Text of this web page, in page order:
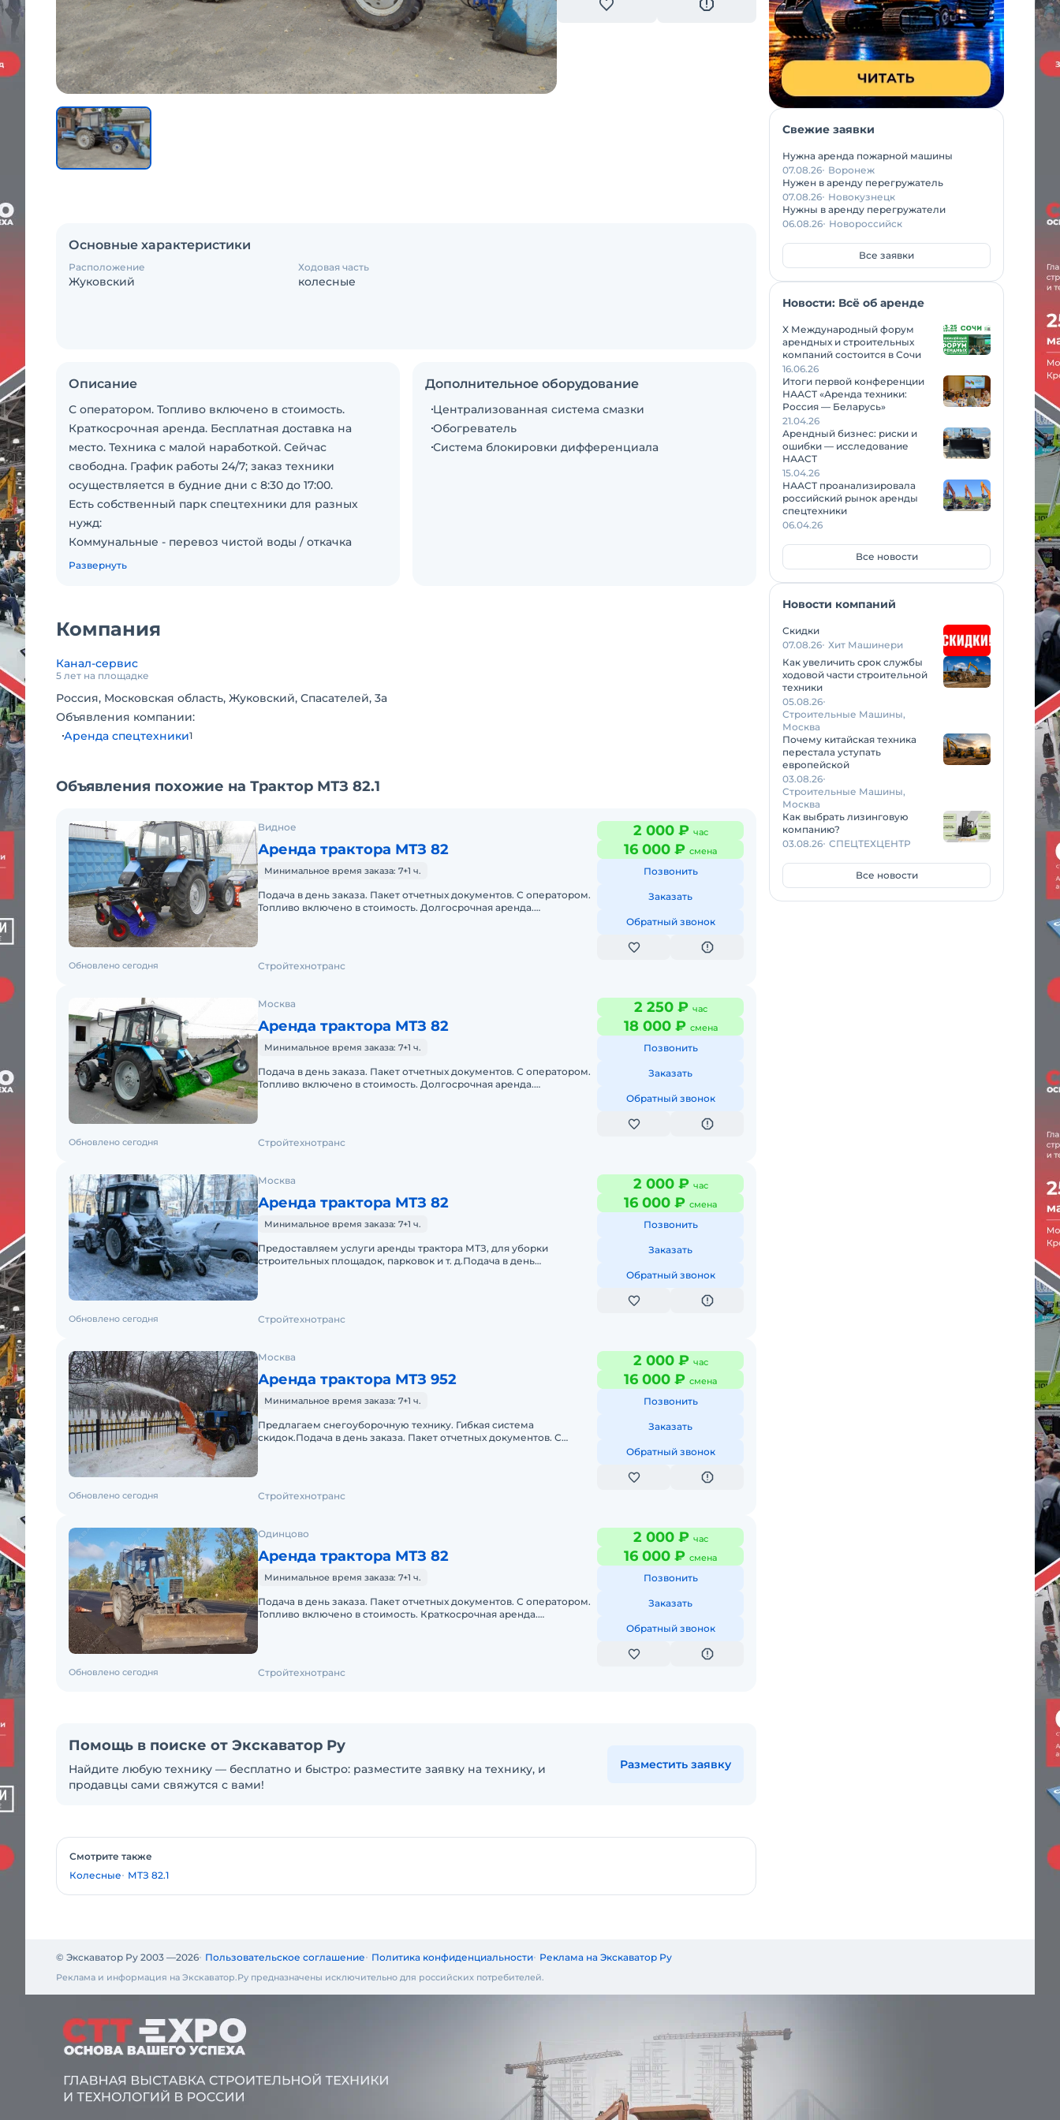
Основные характеристики
Расположение
Жуковский
Ходовая часть
колесные
Описание
С оператором. Топливо включено в стоимость.
Краткосрочная аренда. Бесплатная доставка на
место. Техника с малой наработкой. Сейчас
свободна. График работы 24/7; заказ техники
осуществляется в будние дни с 8:30 до 17:00.
Есть собственный парк спецтехники для разных
нужд:
Коммунальные - перевоз чистой воды / откачка
канализации и воды / промывание каналов, покос /
Грузовые - самосвалы.
Развернуть
Дополнительное оборудование
Централизованная система смазки
Обогреватель
Система блокировки дифференциала
Компания
Канал-сервис
5 лет на площадке
Россия, Московская область, Жуковский, Спасателей, 3a
Объявления компании:
Аренда спецтехники1
Объявления похожие на Трактор МТЗ 82.1
Видное
Аренда трактора МТЗ 82
Минимальное время заказа: 7+1 ч.
Подача в день заказа. Пакет отчетных документов. С оператором.
Топливо включено в стоимость. Долгосрочная аренда.
2 000 ₽ час
16 000 ₽ смена
Позвонить
Заказать
Обратный звонок
Обновлено сегодня Стройтехнотранс
Москва
Аренда трактора МТЗ 82
Минимальное время заказа: 7+1 ч.
Подача в день заказа. Пакет отчетных документов. С оператором.
Топливо включено в стоимость. Долгосрочная аренда.
2 250 ₽ час
18 000 ₽ смена
Позвонить
Заказать
Обратный звонок
Обновлено сегодня Стройтехнотранс
Москва
Аренда трактора МТЗ 82
Минимальное время заказа: 7+1 ч.
Предоставляем услуги аренды трактора МТЗ, для уборки
строительных площадок, парковок и т. д.Подача в день
2 000 ₽ час
16 000 ₽ смена
Позвонить
Заказать
Обратный звонок
Обновлено сегодня Стройтехнотранс
Москва
Аренда трактора МТЗ 952
Минимальное время заказа: 7+1 ч.
Предлагаем снегоуборочную технику. Гибкая система
скидок.Подача в день заказа. Пакет отчетных документов. С
2 000 ₽ час
16 000 ₽ смена
Позвонить
Заказать
Обратный звонок
Обновлено сегодня Стройтехнотранс
Одинцово
Аренда трактора МТЗ 82
Минимальное время заказа: 7+1 ч.
Подача в день заказа. Пакет отчетных документов. С оператором.
Топливо включено в стоимость. Краткосрочная аренда.
2 000 ₽ час
16 000 ₽ смена
Позвонить
Заказать
Обратный звонок
Обновлено сегодня Стройтехнотранс
Помощь в поиске от Экскаватор Ру
Найдите любую технику — бесплатно и быстро: разместите заявку на технику, и
продавцы сами свяжутся с вами!
Разместить заявку
Смотрите также
Колесные
МТЗ 82.1
Свежие заявки
Нужна аренда пожарной машины
07.08.26 Воронеж
Нужен в аренду перегружатель
07.08.26 Новокузнецк
Нужны в аренду перегружатели
06.08.26 Новороссийск
Все заявки
Новости: Всё об аренде
X Международный форум
арендных и строительных
компаний состоится в Сочи
16.06.26
Итоги первой конференции
НААСТ «Аренда техники:
Россия — Беларусь»
21.04.26
Арендный бизнес: риски и
ошибки — исследование
НААСТ
15.04.26
НААСТ проанализировала
российский рынок аренды
спецтехники
06.04.26
Все новости
Новости компаний
Скидки
07.08.26 Хит Машинери
Как увеличить срок службы
ходовой части строительной
техники
05.08.26
Строительные Машины,
Москва
Почему китайская техника
перестала уступать
европейской
03.08.26
Строительные Машины,
Москва
Как выбрать лизинговую
компанию?
03.08.26 СПЕЦТЕХЦЕНТР
Все новости
© Экскаватор Ру 2003 —2026 Пользовательское соглашение Политика конфиденциальности Реклама на Экскаватор Ру
Реклама и информация на Экскаватор.Ру предназначены исключительно для российских потребителей.